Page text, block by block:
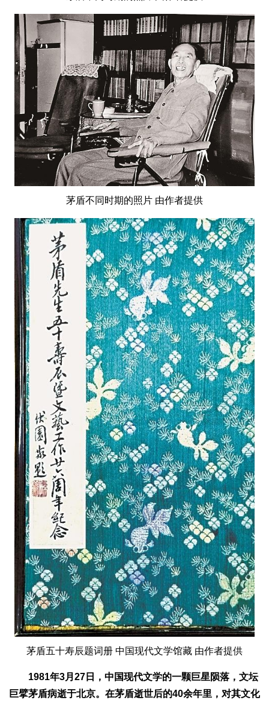
茅盾不同时期的照片 由作者提供
茅盾五十寿辰题词册 中国现代文学馆藏 由作者提供
1981年3月27日，中国现代文学的一颗巨星陨落，文坛
巨擘茅盾病逝于北京。在茅盾逝世后的40余年里，对其文化